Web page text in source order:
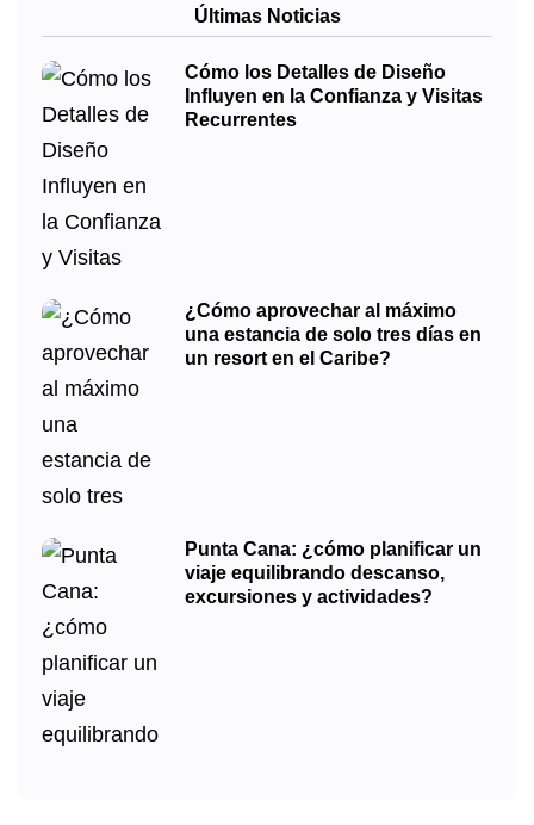
Últimas Noticias
Cómo los Detalles de Diseño
Influyen en la Confianza y Visitas
Recurrentes
¿Cómo aprovechar al máximo
una estancia de solo tres días en
un resort en el Caribe?
Punta Cana: ¿cómo planificar un
viaje equilibrando descanso,
excursiones y actividades?